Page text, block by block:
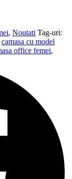
, Noutati Tag-uri:
camasa cu model
office femei,